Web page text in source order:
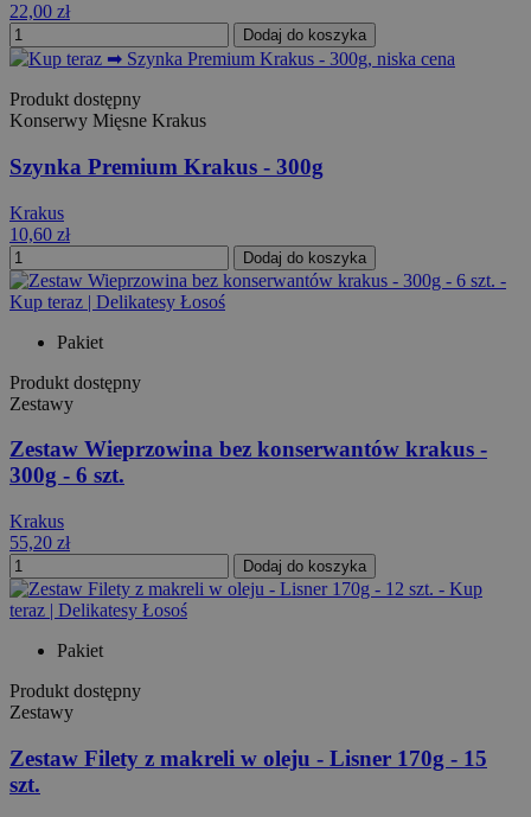
22,00 zł
Dodaj do koszyka
Produkt dostępny
Konserwy Mięsne Krakus
Szynka Premium Krakus - 300g
Krakus
10,60 zł
Dodaj do koszyka
Pakiet
Produkt dostępny
Zestawy
Zestaw Wieprzowina bez konserwantów krakus -
300g - 6 szt.
Krakus
55,20 zł
Dodaj do koszyka
Pakiet
Produkt dostępny
Zestawy
Zestaw Filety z makreli w oleju - Lisner 170g - 15
szt.